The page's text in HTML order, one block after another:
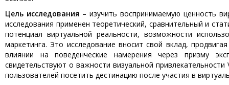
Цель исследования – изучить воспринимаемую ценность
исследования применен теоретический, сравнительный и
потенциал виртуальной реальности, возможности
маркетинга. Это исследование вносит свой вклад,
влиянии на поведенческие намерения через призму
свидетельствуют о важности визуальной
пользователей посетить дестинацию после участия в